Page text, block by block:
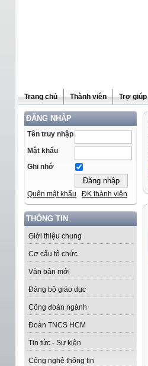
Trang chủ Thành viên Trợ giúp
ĐĂNG NHẬP
Tên truy nhập
Mật khẩu
Ghi nhớ
Quên mật khẩu ĐK thành viên
THÔNG TIN
Giới thiệu chung
Cơ cấu tổ chức
Văn bản mới
Đảng bộ giáo dục
Công đoàn ngành
Đoàn TNCS HCM
Tin tức - Sự kiện
Công nghệ thông tin